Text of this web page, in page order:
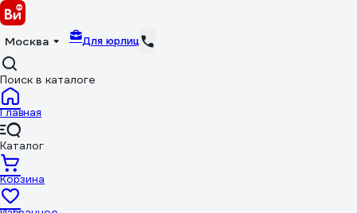
Москва Для юрлиц
Поиск в каталоге
Главная
Каталог
Корзина